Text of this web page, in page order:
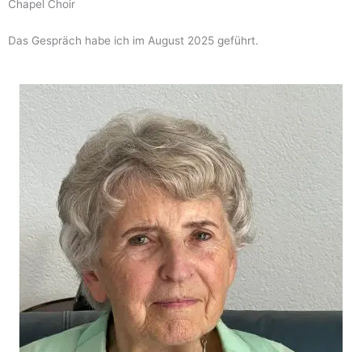
Chapel Choir
Das Gespräch habe ich im August 2025 geführt.